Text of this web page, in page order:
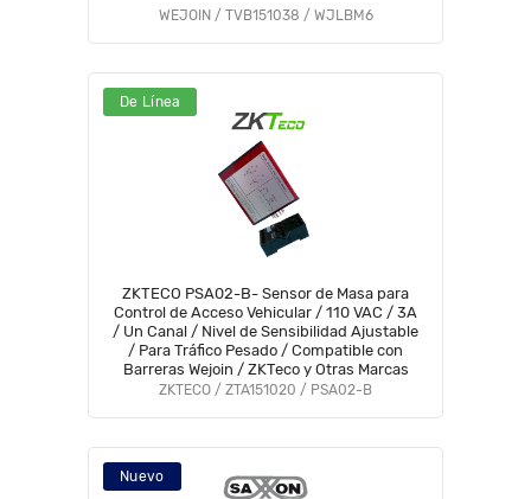
WEJOIN / TVB151038 / WJLBM6
De Línea
ZKTECO PSA02-B- Sensor de Masa para
Control de Acceso Vehicular / 110 VAC / 3A
/ Un Canal / Nivel de Sensibilidad Ajustable
/ Para Tráfico Pesado / Compatible con
Barreras Wejoin / ZKTeco y Otras Marcas
ZKTECO / ZTA151020 / PSA02-B
Nuevo